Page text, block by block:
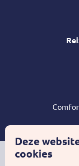
Deze
cookies